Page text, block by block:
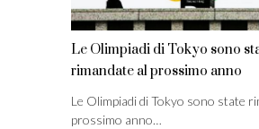
Le Olimpiadi di Tokyo sono
rimandate al prossimo anno
Le Olimpiadi di Tokyo sono state
prossimo anno…